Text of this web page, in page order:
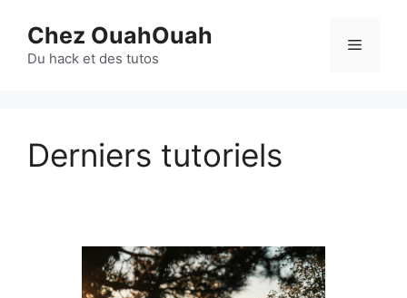
contenu
Chez OuahOuah
Du hack et des tutos
Menu
Derniers tutoriels